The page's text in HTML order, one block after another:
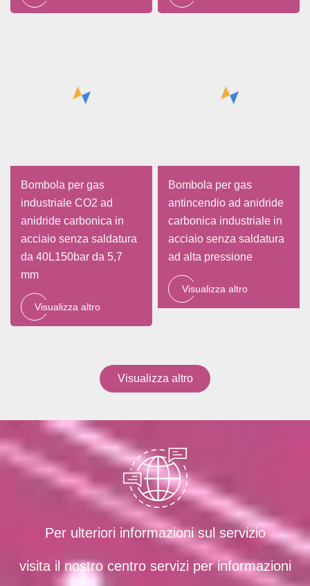
Bombola per gas
industriale CO2 ad
anidride carbonica in
acciaio senza saldatura
da 40L150bar da 5,7
mm
Visualizza altro
Bombola per gas
antincendio ad anidride
carbonica industriale in
acciaio senza saldatura
ad alta pressione
Visualizza altro
Visualizza altro
Per ulteriori informazioni sul servizio
visita il nostro centro servizi per informazioni